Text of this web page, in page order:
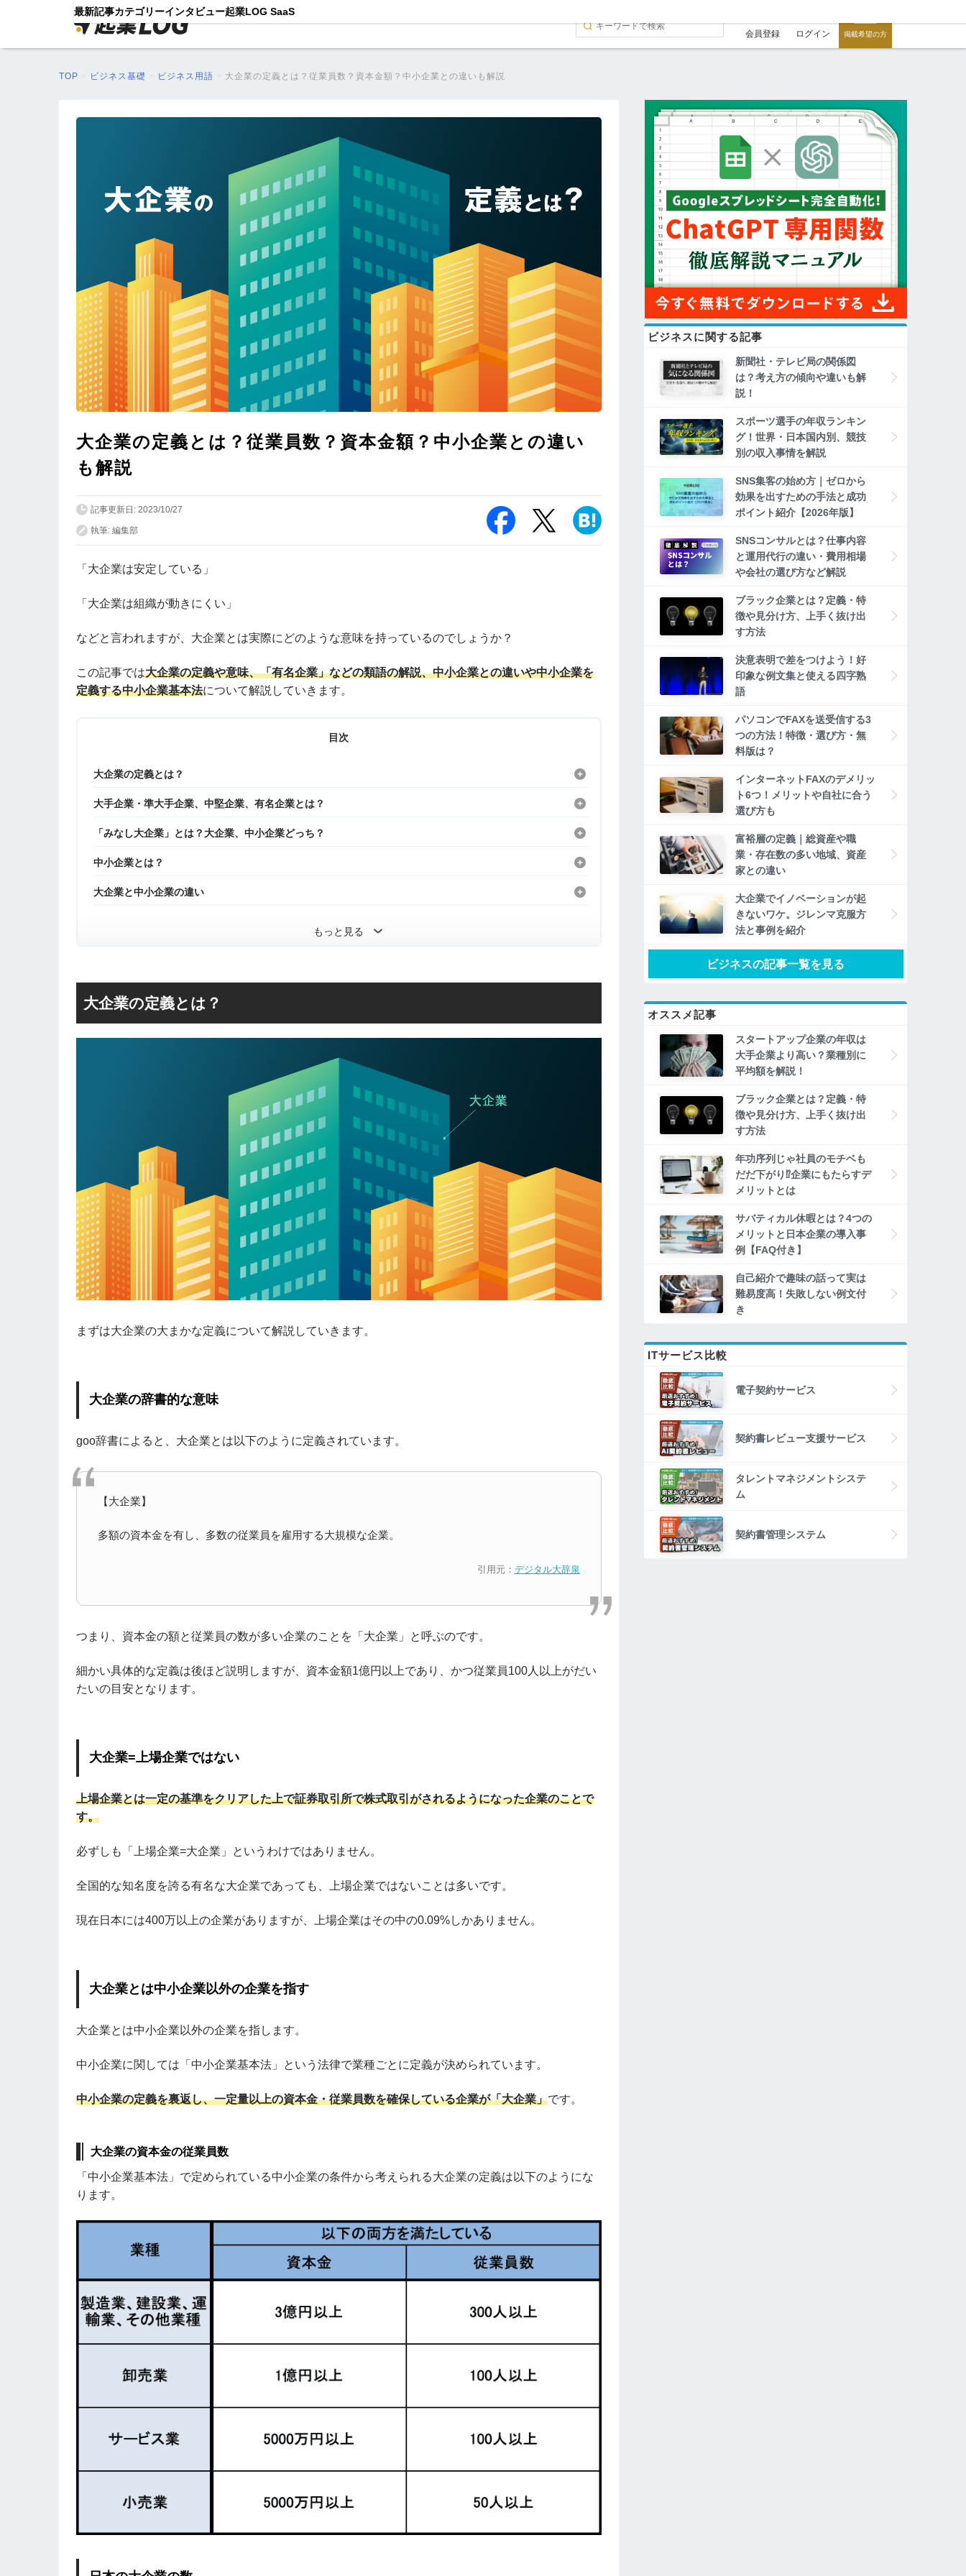
最新記事カテゴリーインタビュー起業LOG SaaS
会員登録 ログイン 掲載希望の方
TOP ビジネス基礎 ビジネス用語 大企業の定義とは？従業員数？資本金額？中小企業との違いも解説
大企業の定義とは？従業員数？資本金額？中小企業との違い
も解説
記事更新日: 2023/10/27
執筆: 編集部
「大企業は安定している」
「大企業は組織が動きにくい」
などと言われますが、大企業とは実際にどのような意味を持っているのでしょうか？
この記事では大企業の定義や意味、「有名企業」などの類語の解説、中小企業との違いや中小企業を
定義する中小企業基本法について解説していきます。
目次
大企業の定義とは？
大手企業・準大手企業、中堅企業、有名企業とは？
「みなし大企業」とは？大企業、中小企業どっち？
中小企業とは？
大企業と中小企業の違い
もっと見る
大企業の定義とは？
まずは大企業の大まかな定義について解説していきます。
大企業の辞書的な意味
goo辞書によると、大企業とは以下のように定義されています。
【大企業】
多額の資本金を有し、多数の従業員を雇用する大規模な企業。
引用元： デジタル大辞泉
つまり、資本金の額と従業員の数が多い企業のことを「大企業」と呼ぶのです。
細かい具体的な定義は後ほど説明しますが、資本金額1億円以上であり、かつ従業員100人以上がだい
たいの目安となります。
大企業=上場企業ではない
上場企業とは一定の基準をクリアした上で証券取引所で株式取引がされるようになった企業のことで
す。
必ずしも「上場企業=大企業」というわけではありません。
全国的な知名度を誇る有名な大企業であっても、上場企業ではないことは多いです。
現在日本には400万以上の企業がありますが、上場企業はその中の0.09%しかありません。
大企業とは中小企業以外の企業を指す
大企業とは中小企業以外の企業を指します。
中小企業に関しては「中小企業基本法」という法律で業種ごとに定義が決められています。
中小企業の定義を裏返し、一定量以上の資本金・従業員数を確保している企業が「大企業」です。
大企業の資本金の従業員数
「中小企業基本法」で定められている中小企業の条件から考えられる大企業の定義は以下のようにな
ります。
ビジネスに関する記事
新聞社・テレビ局の関係図
は？考え方の傾向や違いも解
説！
スポーツ選手の年収ランキン
グ！世界・日本国内別、競技
別の収入事情を解説
SNS集客の始め方｜ゼロから
効果を出すための手法と成功
ポイント紹介【2026年版】
SNSコンサルとは？仕事内容
と運用代行の違い・費用相場
や会社の選び方など解説
ブラック企業とは？定義・特
徴や見分け方、上手く抜け出
す方法
決意表明で差をつけよう！好
印象な例文集と使える四字熟
語
パソコンでFAXを送受信する3
つの方法！特徴・選び方・無
料版は？
インターネットFAXのデメリッ
ト6つ！メリットや自社に合う
選び方も
富裕層の定義｜総資産や職
業・存在数の多い地域、資産
家との違い
大企業でイノベーションが起
きないワケ。ジレンマ克服方
法と事例を紹介
ビジネスの記事一覧を見る
オススメ記事
スタートアップ企業の年収は
大手企業より高い？業種別に
平均額を解説！
ブラック企業とは？定義・特
徴や見分け方、上手く抜け出
す方法
年功序列じゃ社員のモチベも
だだ下がり⁉企業にもたらすデ
メリットとは
サバティカル休暇とは？4つの
メリットと日本企業の導入事
例【FAQ付き】
自己紹介で趣味の話って実は
難易度高！失敗しない例文付
き
ITサービス比較
電子契約サービス
契約書レビュー支援サービス
タレントマネジメントシステ
ム
契約書管理システム